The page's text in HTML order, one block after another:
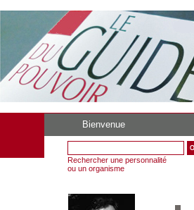
Bienvenue
Rechercher une personnalité
ou un organisme